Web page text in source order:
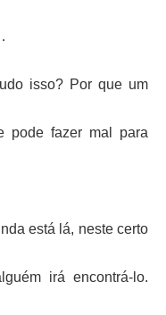
isso? Por que um
pode fazer mal para
está lá, neste certo
irá encontrá-lo.